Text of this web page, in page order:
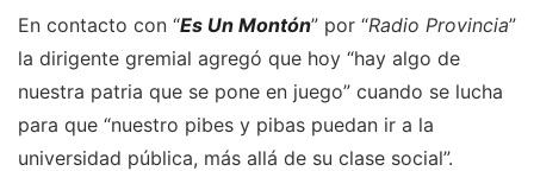
En contacto con “Es Un Montón” por “Radio Provincia”
la dirigente gremial agregó que hoy “hay algo de
nuestra patria que se pone en juego” cuando se lucha
para que “nuestro pibes y pibas puedan ir a la
universidad pública, más allá de su clase social”.